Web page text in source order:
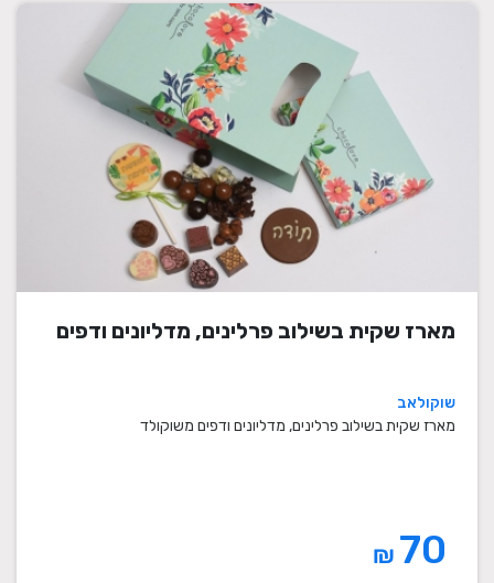
מארז שקית בשילוב פרלינים, מדליונים ודפים
שוקולאב
מארז שקית בשילוב פרלינים, מדליונים ודפים משוקולד
₪